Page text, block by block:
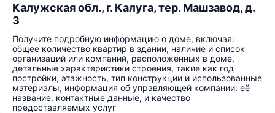
Калужская обл., г. Калуга, тер. Машзавод, д.
3
Получите подробную информацию о доме, включая:
общее количество квартир в здании, наличие и список
организаций или компаний, расположенных в доме,
детальные характеристики строения, такие как год
постройки, этажность, тип конструкции и использованные
материалы, информация об управляющей компании: её
название, контактные данные, и качество
предоставляемых услуг